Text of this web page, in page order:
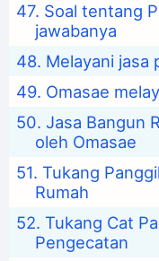
Soal tentang
jawabanya
Melayani jasa
Omasae
Jasa Bangun
oleh Omasae
Tukang
Rumah
Tukang Cat
Pengecatan